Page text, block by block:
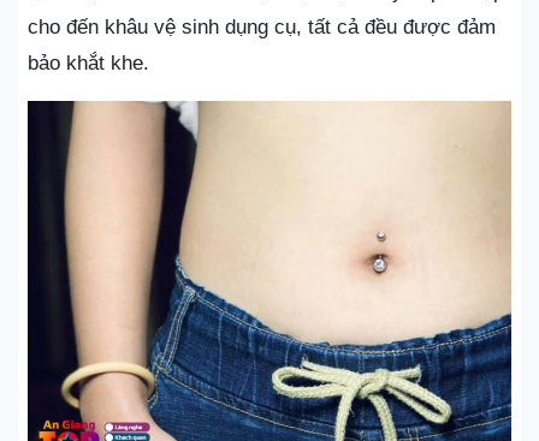
cho đến khâu vệ sinh dụng cụ, tất cả đều được đảm
bảo khắt khe.